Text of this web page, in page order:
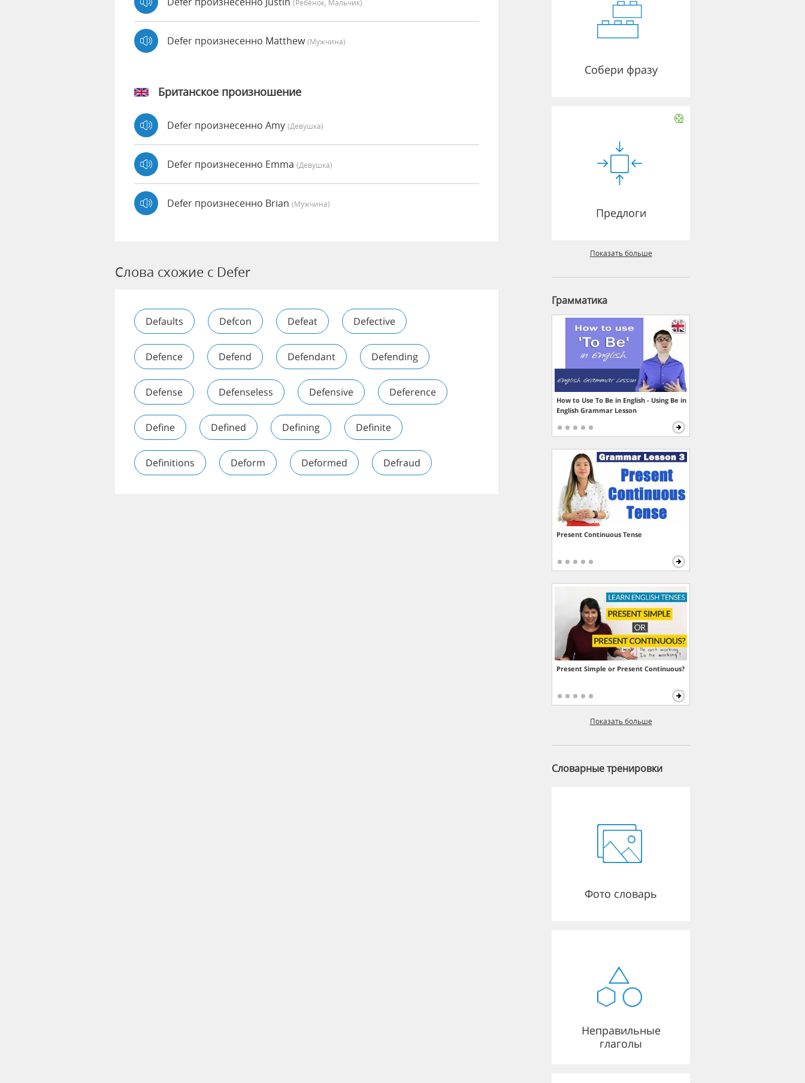
(Ребёнок, Мальчик)
Defer произнесенно Matthew(мужчина)
Британское произношение
Defer произнесенно Amy (девушка)
Defer произнесенно Emma (девушка)
Defer произнесенно Brian (мужчина)
Слова схожие с Defer
Defaults Defcon Defeat Defective
Defence Defend Defendant Defending
Defense Defenseless Defensive Deference
Define Defined Defining Definite
Definitions Deform Deformed Defraud
Собери фразу
Предлоги
Показать больше
Грамматика
How to Use To Be in English - Using Be in
English Grammar Lesson
Present Continuous Tense
Present Simple or Present Continuous?
Показать больше
Словарные тренировки
Фото словарь
Неправильные
глаголы